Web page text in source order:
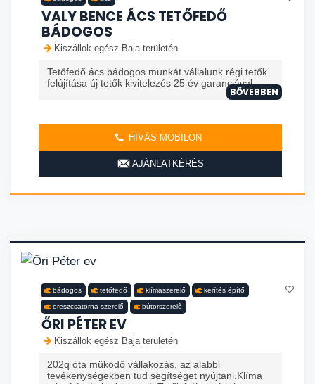
VALY BENCE ÁCS TETŐFEDŐ
BÁDOGOS
Kiszállok egész Baja területén
Tetőfedő ács bádogos munkát vállalunk régi tetők
felújítása új tetők kivitelezés 25 év garanciával
BŐVEBBEN
HÍVÁS MOBILON
AJÁNLATKÉRÉS
bádogos tetőfedő klímaszerelő kerítés építő
ereszcsatorna szerelő bútorszerelő
ŐRI PÉTER EV
Kiszállok egész Baja területén
202q óta müködő vállakozás, az alabbi
tevékenységekben tud segítséget nyújtani.Klíma